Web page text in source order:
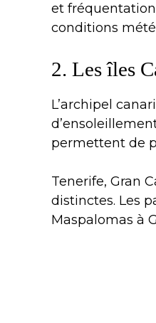
et
conditions
2. Les îles
L’archipel
permettent de
Tenerife, Gran
distinctes. Les
Maspalomas à